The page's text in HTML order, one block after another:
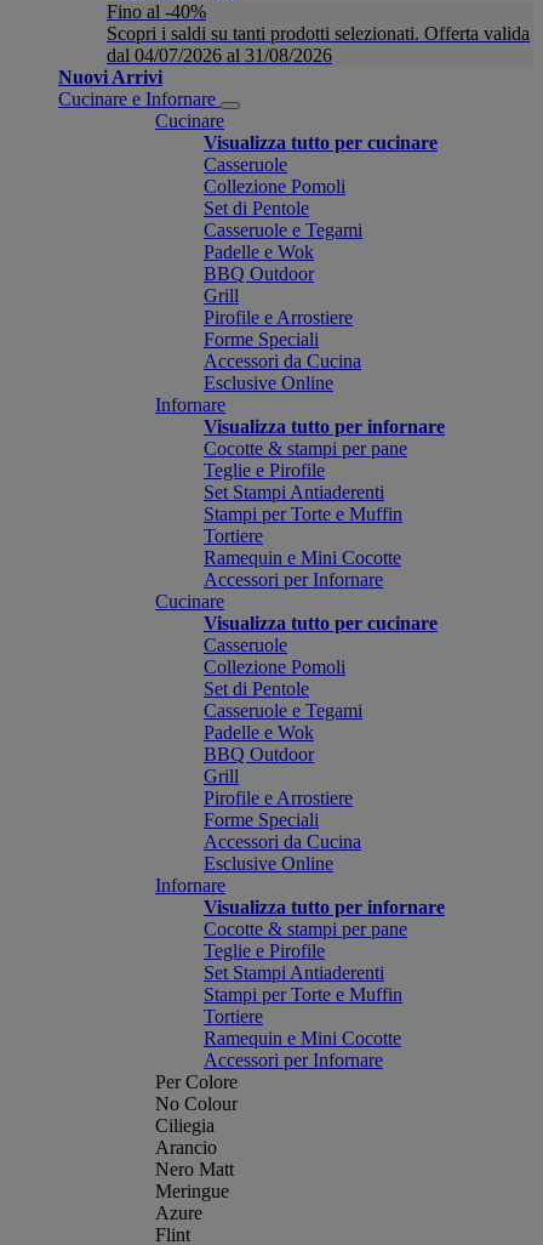
Fino al -40%
Scopri i saldi su tanti prodotti selezionati. Offerta valida
dal 04/07/2026 al 31/08/2026
Nuovi Arrivi
Cucinare e Infornare
Cucinare
Visualizza tutto per cucinare
Casseruole
Collezione Pomoli
Set di Pentole
Casseruole e Tegami
Padelle e Wok
BBQ Outdoor
Grill
Pirofile e Arrostiere
Forme Speciali
Accessori da Cucina
Esclusive Online
Infornare
Visualizza tutto per infornare
Cocotte & stampi per pane
Teglie e Pirofile
Set Stampi Antiaderenti
Stampi per Torte e Muffin
Tortiere
Ramequin e Mini Cocotte
Accessori per Infornare
Cucinare
Visualizza tutto per cucinare
Casseruole
Collezione Pomoli
Set di Pentole
Casseruole e Tegami
Padelle e Wok
BBQ Outdoor
Grill
Pirofile e Arrostiere
Forme Speciali
Accessori da Cucina
Esclusive Online
Infornare
Visualizza tutto per infornare
Cocotte & stampi per pane
Teglie e Pirofile
Set Stampi Antiaderenti
Stampi per Torte e Muffin
Tortiere
Ramequin e Mini Cocotte
Accessori per Infornare
Per Colore
No Colour
Ciliegia
Arancio
Nero Matt
Meringue
Azure
Flint